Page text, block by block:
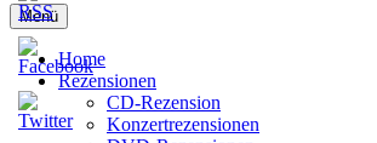
Menü
Home
Rezensionen
CD-Rezension
Konzertrezensionen